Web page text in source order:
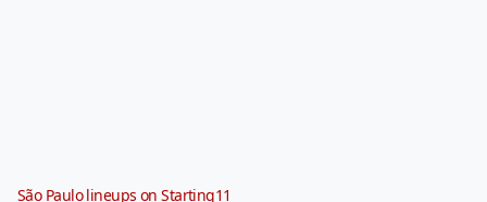
São Paulo lineups on Starting11